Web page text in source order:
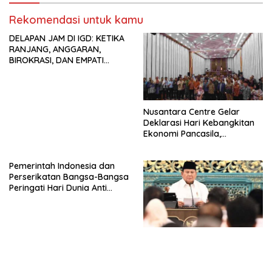
Pengembangan Organisasi
KBI yang Berbasis Riset di
Mancanegara”.
Kasih Allah.
Rekomendasi untuk kamu
DELAPAN JAM DI IGD: KETIKA
RANJANG, ANGGARAN,
BIROKRASI, DAN EMPATI
Nusantara Centre Gelar
Deklarasi Hari Kebangkitan
Ekonomi Pancasila,
Penjajahan (Pergolakan
Ekonomi Politik Indonesia) &
Simposium Nasional “Urgensi
Undang-Undang
Perekonomian Nasional dan
Kesejahteraan Sosial dalam
Pemerintah Indonesia dan
Perserikatan Bangsa-Bangsa
Peringati Hari Dunia Anti